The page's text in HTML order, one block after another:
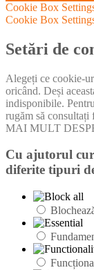
Cookie Box
Cookie Box
Setări de
Alegeți ce cookie-
oricând. Deși
indisponibile.
rugăm să
MAI MULT
Cu ajutorul
diferite tipuri